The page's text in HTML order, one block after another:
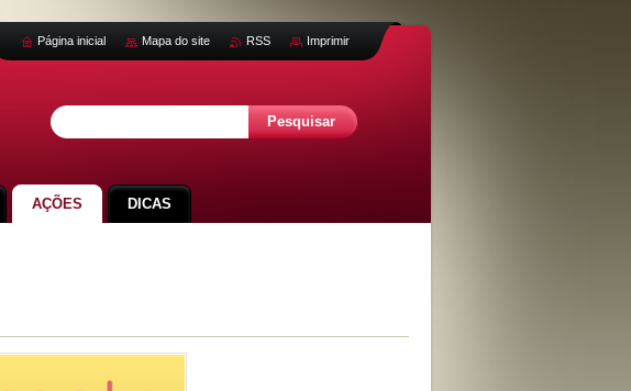
AÇÕES DICAS
Página inicial Mapa do site RSS Imprimir